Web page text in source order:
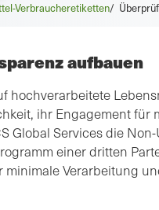
Verbraucheretiketten/
aufbauen
hochverarbeitete
ihr Engagement für
Global Services die
einer dritten
minimale Verarbeitung